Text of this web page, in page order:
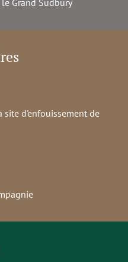
site d'enfouissement de